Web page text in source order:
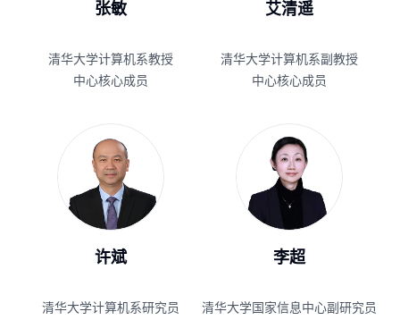
张敏
清华大学计算机系教授
中心核心成员
艾清遥
清华大学计算机系副教授
中心核心成员
许斌
清华大学计算机系研究员
李超
清华大学国家信息中心副研究员